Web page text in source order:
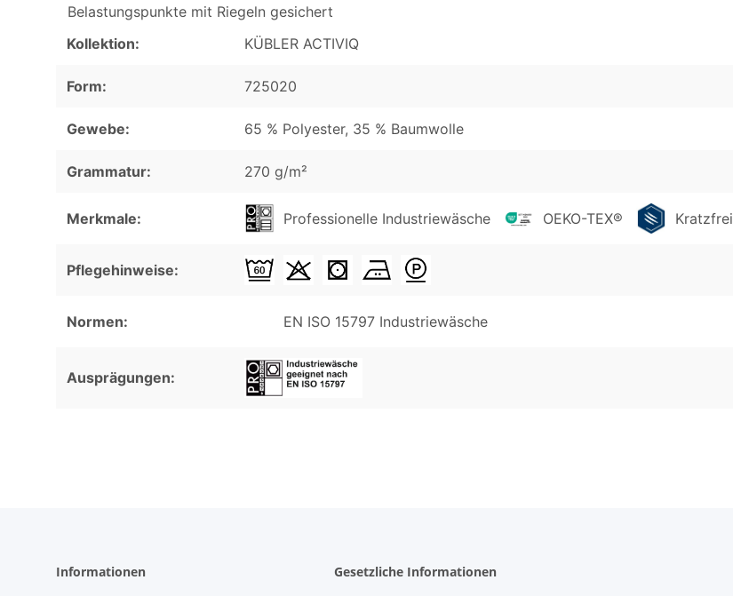
Belastungspunkte mit Riegeln gesichert
Kollektion:
KÜBLER ACTIVIQ
Form: 725020
Gewebe: 65 % Polyester, 35 % Baumwolle
Grammatur: 270 g/m²
Merkmale: Professionelle Industriewäsche OEKO-TEX® Kratzfrei
Pflegehinweise:
Normen: EN ISO 15797 Industriewäsche
Ausprägungen:
Informationen Gesetzliche Informationen